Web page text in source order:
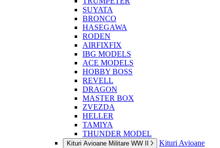
SUYATA
BRONCO
HASEGAWA
RODEN
AIRFIXFIX
IBG MODELS
ACE MODELS
HOBBY BOSS
REVELL
DRAGON
MASTER BOX
ZVEZDA
HELLER
TAMIYA
THUNDER MODEL
Kituri Avioane Militare WW II
Kituri Avioane